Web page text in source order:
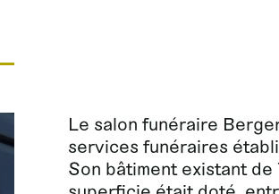
Le salon funéraire
services funéraires
Son bâtiment existant de